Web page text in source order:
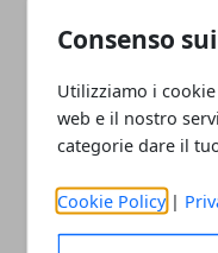
Consenso
Utilizziamo i
web e il nostro
categorie dare il
Cookie Policy |
Strelitz
Will Tilston:
Netflix Bridgerton
Siamo giunti al